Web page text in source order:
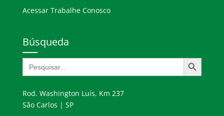
Acessar Trabalhe Conosco
Búsqueda
Buscar: Botón de búsqueda
Rod. Washington Luís, Km 237
São Carlos | SP